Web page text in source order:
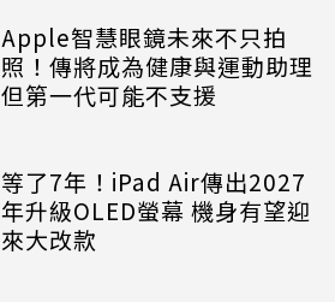
Apple智慧眼鏡未來不只拍
照！傳將成為健康與運動助理
但第一代可能不支援
等了7年！iPad Air傳出2027
年升級OLED螢幕 機身有望迎
來大改款